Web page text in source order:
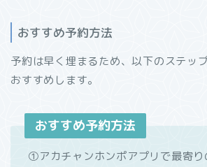
おすすめ予約方法
予約は早く埋まるため、以下のステッ
おすすめします。
おすすめ予約方法
①アカチャンホンポアプリで最寄り